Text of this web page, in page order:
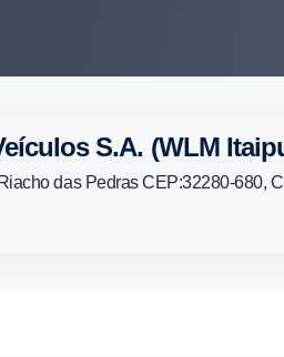
S.A. (WLM
das Pedras CEP:32280-680,